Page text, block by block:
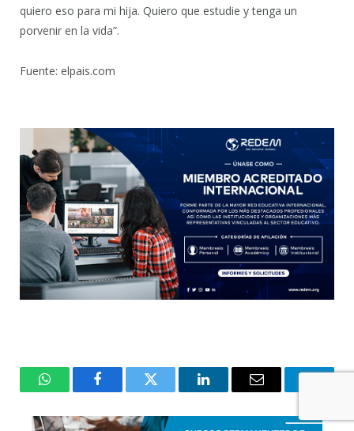
quiero eso para mi hija. Quiero que estudie y tenga un
porvenir en la vida”.
Fuente: elpais.com
WhatsAppFacebookTwitter LinkedInEmail